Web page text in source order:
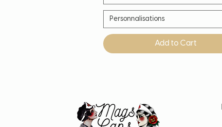
Personnalisations
Add to Cart